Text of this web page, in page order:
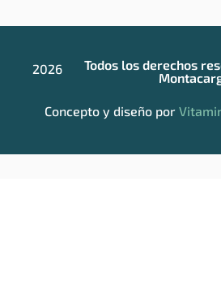
2026
Todos los derechos
Concepto y diseño por